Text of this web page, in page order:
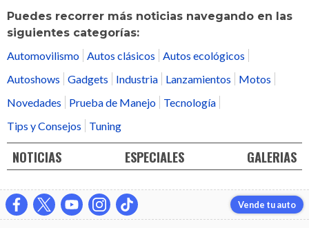
Puedes recorrer más noticias navegando en las
siguientes categorías:
Automovilismo Autos clásicos
Autos ecológicos
Autoshows
Gadgets Industria Lanzamientos
Motos
Novedades
Prueba de Manejo
Tecnología
Tips y Consejos
Tuning
NOTICIAS ESPECIALES GALERIAS
Vende tu auto